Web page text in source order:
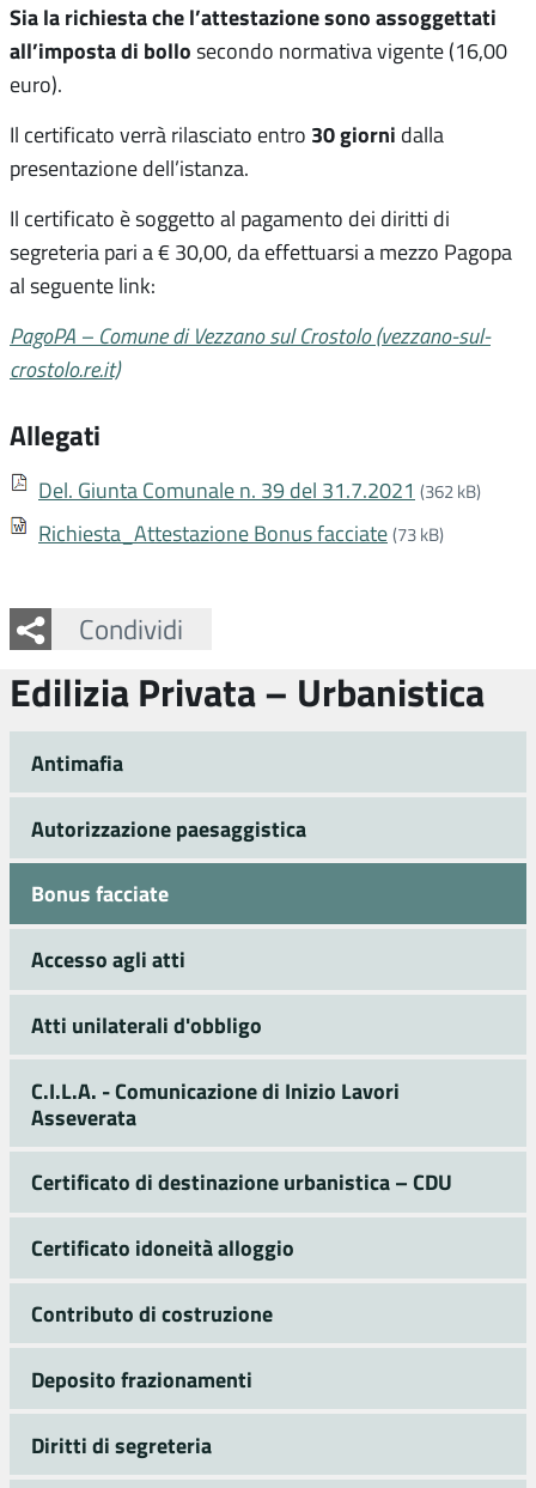
Sia la richiesta che l’attestazione sono assoggettati
all’imposta di bollo secondo normativa vigente (16,00
euro).
Il certificato verrà rilasciato entro 30 giorni dalla
presentazione dell’istanza.
Il certificato è soggetto al pagamento dei diritti di
segreteria pari a € 30,00, da effettuarsi a mezzo Pagopa
al seguente link:
PagoPA – Comune di Vezzano sul Crostolo (vezzano-sul-
crostolo.re.it)
Allegati
Del. Giunta Comunale n. 39 del 31.7.2021 (362 kB)
Richiesta_Attestazione Bonus facciate(73 kB)
Condividi
Facebook
Twitter
Whatsapp
Edilizia Privata – Urbanistica
Antimafia
Autorizzazione paesaggistica
Bonus facciate
Accesso agli atti
Atti unilaterali d'obbligo
C.I.L.A. - Comunicazione di Inizio Lavori
Asseverata
Certificato di destinazione urbanistica – CDU
Certificato idoneità alloggio
Contributo di costruzione
Deposito frazionamenti
Diritti di segreteria